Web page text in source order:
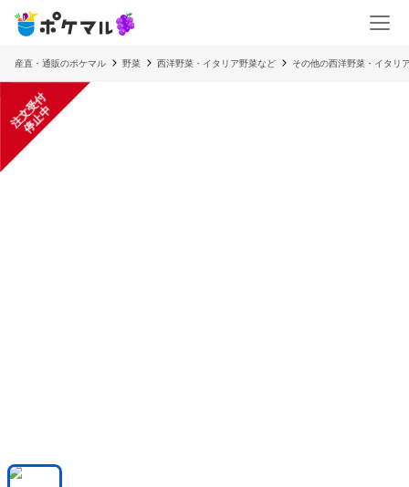
産直・通販のポケマル 野菜 西洋野菜・イタリア野菜など その他の西洋野菜・イタリ
注
文
受
付
停
止
中